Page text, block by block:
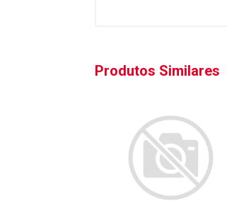
Produtos Similares